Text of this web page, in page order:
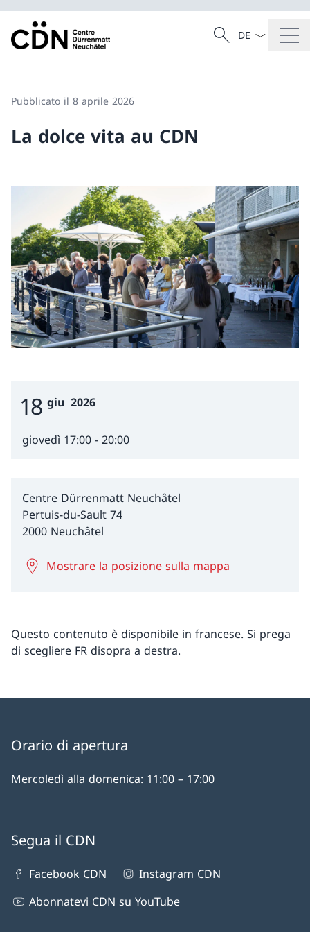
Cercare
Ricerca
Dal menu a
Pubblicato il 8 aprile 2026
La dolce vita au CDN
Event Date
18 giu 2026
giovedì 17:00 - 20:00
Centre Dürrenmatt Neuchâtel
Pertuis-du-Sault 74
2000 Neuchâtel
Mostrare la posizione sulla mappa
Questo contenuto è disponibile in francese. Si prega
di scegliere FR disopra a destra.
Orario di apertura
Mercoledì alla domenica: 11:00 – 17:00
Segua il CDN
Facebook CDN
Instagram CDN
Abonnatevi CDN su YouTube